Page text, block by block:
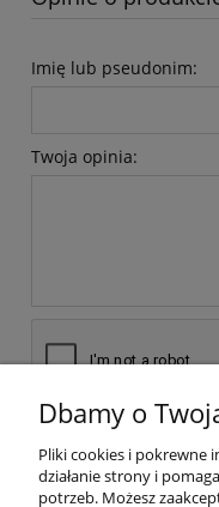
Imię lub pseudonim:
Twoja opinia:
Dbamy o
Pliki cookies i pokrewne
działanie strony i
potrzeb. Możesz